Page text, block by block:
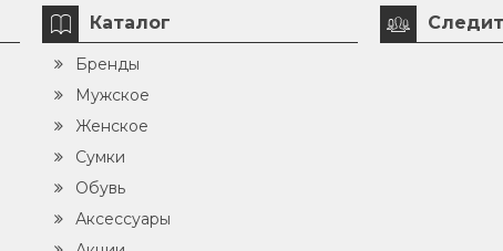
Каталог
Бренды
Мужское
Женское
Сумки
Обувь
Аксессуары